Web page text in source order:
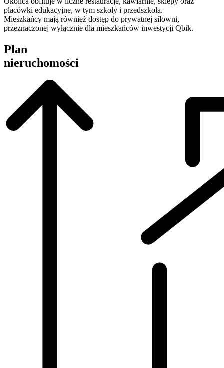
placówki edukacyjne, w tym szkoły i przedszkola.
Mieszkańcy mają również dostęp do prywatnej siłowni,
przeznaczonej wyłącznie dla mieszkańców inwestycji Qbik.
Plan
nieruchomości